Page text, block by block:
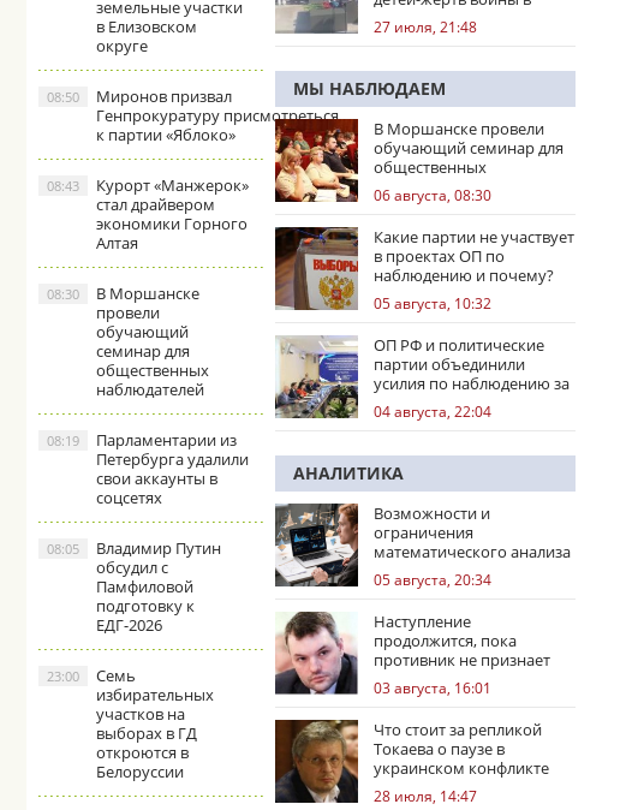
земельные участки
в Елизовском
округе
Миронов призвал
Генпрокуратуру присмотреться
к партии «Яблоко»
08:50
Курорт «Манжерок»
стал драйвером
экономики Горного
Алтая
08:43
В Моршанске
провели
обучающий
семинар для
общественных
наблюдателей
08:30
Парламентарии из
Петербурга удалили
свои аккаунты в
соцсетях
08:19
Владимир Путин
обсудил с
Памфиловой
подготовку к
ЕДГ-2026
08:05
Семь
избирательных
участков на
выборах в ГД
откроются в
Белоруссии
23:00
Донбассе
27 июля, 21:48
МЫ НАБЛЮДАЕМ
В Моршанске провели
обучающий семинар для
общественных
наблюдателей
06 августа, 08:30
Какие партии не участвует
в проектах ОП по
наблюдению и почему?
05 августа, 10:32
ОП РФ и политические
партии объединили
усилия по наблюдению за
выборами
04 августа, 22:04
АНАЛИТИКА
Возможности и
ограничения
математического анализа
избирательных кампаний
05 августа, 20:34
Наступление
продолжится, пока
противник не признает
стратегическое
поражение
03 августа, 16:01
Что стоит за репликой
Токаева о паузе в
украинском конфликте
28 июля, 14:47